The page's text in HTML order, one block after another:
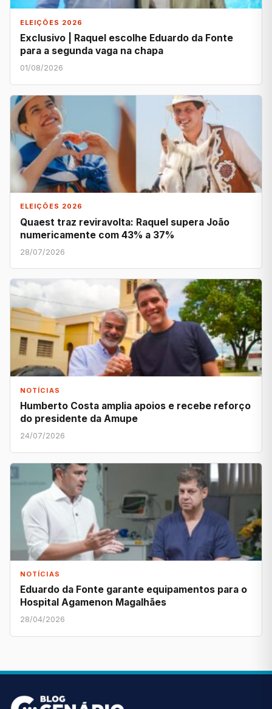
ELEIÇÕES 2026
Exclusivo | Raquel escolhe Eduardo da Fonte
para a segunda vaga na chapa
01/08/2026
ELEIÇÕES 2026
Quaest traz reviravolta: Raquel supera João
numericamente com 43% a 37%
28/07/2026
NOTÍCIAS
Humberto Costa amplia apoios e recebe reforço
do presidente da Amupe
24/07/2026
NOTÍCIAS
Eduardo da Fonte garante equipamentos para o
Hospital Agamenon Magalhães
28/04/2026